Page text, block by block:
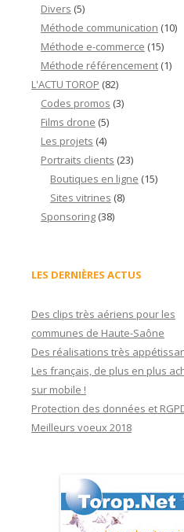
Divers (5)
Méthode communication (10)
Méthode e-commerce (15)
Méthode référencement (1)
L'ACTU TOROP (82)
Codes promos (3)
Films drone (5)
Les projets (4)
Portraits clients (23)
Boutiques en ligne (15)
Sites vitrines (8)
Sponsoring (38)
LES DERNIÈRES ACTUS
Des clips très aériens pour les
communes de Haute-Saône
Des réalisations très
Les français, de plus en plus
sur mobile !
Protection des données et
Meilleurs voeux 2018